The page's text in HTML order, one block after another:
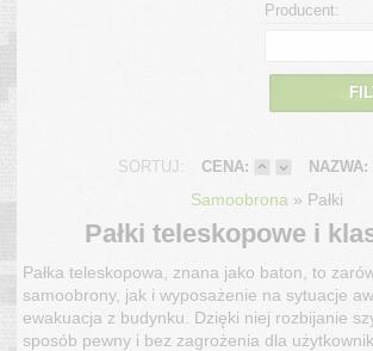
Producent:
SORTUJ: CENA: NAZWA:
Samoobrona » Pałki
Pałki teleskopowe i
Pałka teleskopowa, znana jako baton, to
samoobrony, jak i wyposażenie na sytuacje
ewakuacja z budynku. Dzięki niej rozbijanie
sposób pewny i bez zagrożenia dla